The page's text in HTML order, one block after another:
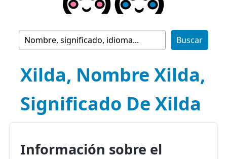
Xilda, Nombre Xilda,
Significado De Xilda
Información sobre el